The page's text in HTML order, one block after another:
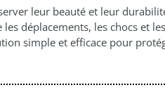
leur beauté et leur
déplacements, les chocs et
simple et efficace pour